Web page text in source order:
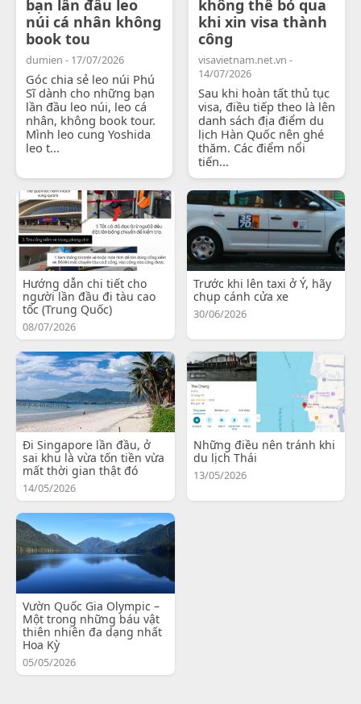
bạn lần đầu leo
núi cá nhân không
book tou
dumien - 17/07/2026
Góc chia sẻ leo núi Phú
Sĩ dành cho những bạn
lần đầu leo núi, leo cá
nhân, không book tour.
Mình leo cung Yoshida
leo t...
không thể bỏ qua
khi xin visa thành
công
visavietnam.net.vn -
14/07/2026
Sau khi hoàn tất thủ tục
visa, điều tiếp theo là lên
danh sách địa điểm du
lịch Hàn Quốc nên ghé
thăm. Các điểm nổi
tiến...
Hướng dẫn chi tiết cho
người lần đầu đi tàu cao
tốc (Trung Quốc)
08/07/2026
Trước khi lên taxi ở Ý, hãy
chụp cánh cửa xe
30/06/2026
Đi Singapore lần đầu, ở
sai khu là vừa tốn tiền vừa
mất thời gian thật đó
14/05/2026
Những điều nên tránh khi
du lịch Thái
13/05/2026
Vườn Quốc Gia Olympic –
Một trong những báu vật
thiên nhiên đa dạng nhất
Hoa Kỳ
05/05/2026